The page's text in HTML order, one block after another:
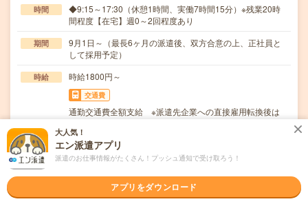
時間
◆9:15～17:30（休憩1時間、実働7時間15分）※残業20時
間程度【在宅】週0～2回程度あり
期間
9月1日～（最長6ヶ月の派遣後、双方合意の上、正社員と
して採用予定）
時給 時給1800円～
交通費
通勤交通費全額支給 ※派遣先企業への直接雇用転換後は
仕事内容
～大手総合商社Grで社員向け借上げ社宅・寮の運営管理業
務～・グループ社員が利用する社員寮・社宅への入…
応募資格
職種未経験OK / 英語力不要
◆営業経験（建設・不動産・リフォーム業界経験尚可）◆
四大卒以上
大人気！
エン派遣アプリ
派遣のお仕事情報がたくさん！プッシュ通知で受け取ろう！
アプリをダウンロード